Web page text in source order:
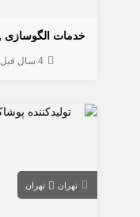
خدمات الگوسازی
4 سال قبل
تهران تهران